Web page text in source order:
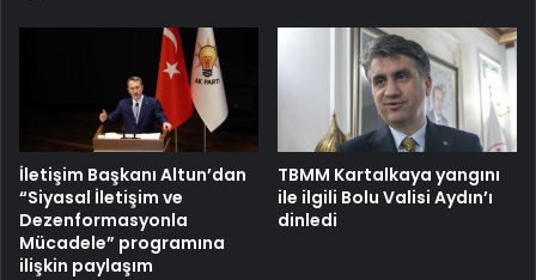
İletişim Başkanı Altun’dan
“Siyasal İletişim ve
Dezenformasyonla
Mücadele” programına
ilişkin paylaşım
TBMM Kartalkaya yangını
ile ilgili Bolu Valisi Aydın’ı
dinledi